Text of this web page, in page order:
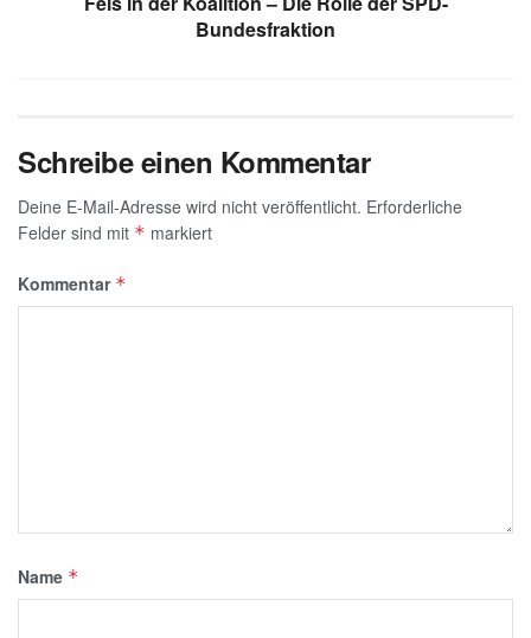
Bundesfraktion
Schreibe einen Kommentar
Deine E-Mail-Adresse wird nicht veröffentlicht. Erforderliche
Felder sind mit * markiert
Kommentar *
Name *